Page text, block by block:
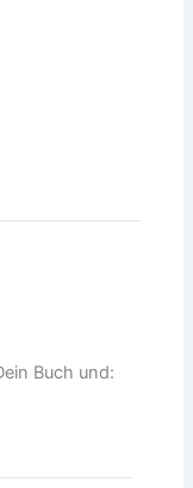
Buch und: